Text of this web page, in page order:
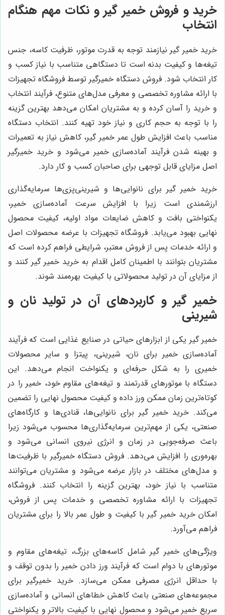
خرید و فروش خمیر گیر و نکات مهم هنگام
انتخاب
خرید خمیر گیر نیازمند توجه به قدرت موتور، ظرفیت کاسه، جنس
تیغه‌ها و کیفیت بدنه است تا دستگاهی متناسب با نیاز کسب و
کار انتخاب شود. فروش دستگاه خمیرگیر توسط فروشگاه تجهیزات
با ارائه مشاوره تخصصی و معرفی مدل‌های متنوع، فرآیند انتخاب
و خرید را آسان کرده و به مشتریان امکان می‌دهد بهترین گزینه
را با توجه به حجم کاری و نیاز خود تهیه کنند. انتخاب دستگاه
مناسب باعث افزایش طول عمر خمیر گیر، کاهش نیاز به تعمیرات
و بهینه شدن فرآیند آماده‌سازی خمیر می‌شود و خرید خمیرگیر
اصل مزایای قابل توجهی برای صاحبان کسب و کار دارد.
خرید خمیر گیر برای نانوایی‌ها و شیرینی‌پزی‌ها سرمایه‌گذاری
ارزشمندی است زیرا با افزایش سرعت آماده‌سازی خمیر،
یکنواختی بافت و کاهش ضایعات مواد اولیه، کیفیت محصول
نهایی بهبود می‌یابد. فروشگاه تجهیزات با عرضه محصولات اصل
و ارائه خدمات پس از فروش معتبر، شرایطی فراهم کرده است که
مشتریان بتوانند با اطمینان کامل اقدام به خرید خمیر گیر کنند و
از مزایای آن در تولید محصولاتی با کیفیت بهره‌مند شوند.
خمیر گیر و کاربردهای آن در تولید نان و
شیرینی
خمیر گیر یکی از ابزارهای حیاتی در صنایع غذایی است که فرآیند
آماده‌سازی خمیر برای نان، شیرینی، پیتزا و سایر محصولات
خمیری را به شکل حرفه‌ای و یکنواخت انجام می‌دهد. این
دستگاه با موتورهای قدرتمند و تیغه‌های مقاوم خود، خمیر را در
کوتاه‌ترین زمان ممکن ورز داده و کیفیت محصول نهایی را تضمین
می‌کند. خرید خمیر گیر برای نانوایی‌ها، قنادی‌ها و کارگاه‌های
صنعتی، یکی از مهم‌ترین سرمایه‌گذاری‌ها محسوب می‌شود زیرا
باعث صرفه‌جویی در زمان و انرژی نیروی انسانی می‌شود و
بهره‌وری را افزایش می‌دهد. فروش دستگاه خمیرگیر با ظرفیت‌ها
و مدل‌های مختلف در بازار عرضه می‌شود و مشتریان می‌توانند
متناسب با نیاز خود، بهترین گزینه را انتخاب کنند. فروشگاه
تجهیزات با ارائه مشاوره تخصصی و خدمات پس از فروش،
امکان خرید خمیر گیر با کیفیت و طول عمر بالا را برای مشتریان
فراهم می‌آورد.
ویژگی‌های خمیر گیر شامل کاسه‌های بزرگ، تیغه‌های مقاوم و
موتورهای با دوام است که فرآیند ورز دادن خمیر را بدون توقف و
با حداقل انرژی مصرفی ممکن می‌سازد. خرید خمیرگیر برای
مجموعه‌های صنعتی باعث کاهش خطاهای انسانی و آماده‌سازی
سریع خمیر می‌شود و محصول نهایی با کیفیت بالاتر و یکنواختی